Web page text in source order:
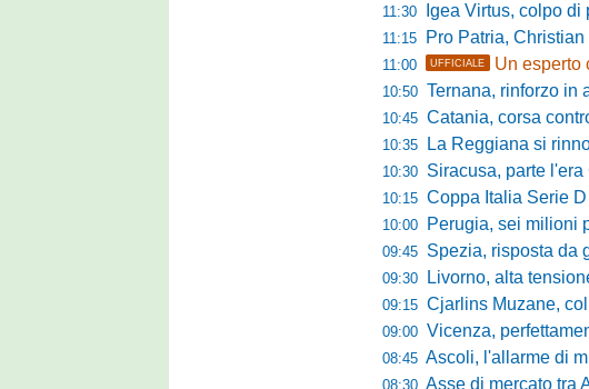
11:30 Igea Virtus, colpo di
11:15 Pro Patria, Christian
11:00 UFFICIALE Un esperto
10:50 Ternana, rinforzo in
10:45 Catania, corsa contro il tempo
10:35 La Reggiana si
10:30 Siracusa, parte l'era
10:15 Coppa Italia Serie D 2026/2027: il
10:00 Perugia, sei milioni per la
09:45 Spezia, risposta da
09:30 Livorno, alta tensione sulla
09:15 Cjarlins Muzane,
09:00 Vicenza, perfettamente
08:45 Ascoli, l'allarme di mister Tomei prima
08:30 Asse di mercato tra Avellino